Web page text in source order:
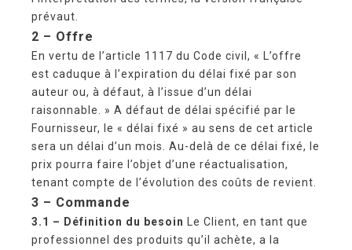
prévaut.
2 – Offre
En vertu de l’article 1117 du Code civil, « L’offre
est caduque à l’expiration du délai fixé par son
auteur ou, à défaut, à l’issue d’un délai
raisonnable. » A défaut de délai spécifié par le
Fournisseur, le « délai fixé » au sens de cet article
sera un délai d’un mois. Au-delà de ce délai fixé, le
prix pourra faire l’objet d’une réactualisation,
tenant compte de l’évolution des coûts de revient.
3 – Commande
3.1 – Définition du besoin
Le Client, en tant que
professionnel des produits qu’il achète, a la